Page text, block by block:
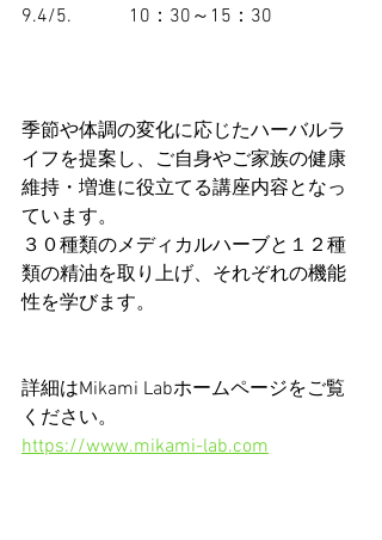
9.4/5.　　　10：30～15：30
季節や体調の変化に応じたハーバルラ
イフを提案し、ご自身やご家族の健康
維持・増進に役立てる講座内容となっ
ています。
３０種類のメディカルハーブと１２種
類の精油を取り上げ、それぞれの機能
性を学びます。
詳細はMikami Labホームページをご覧
ください。
https://www.mikami-lab.com